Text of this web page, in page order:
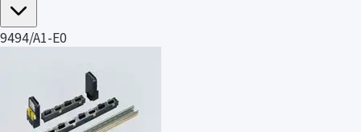
9494/A1-E0